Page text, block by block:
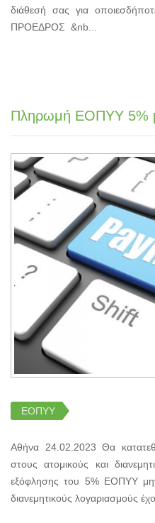
διάθεσή σας για
ΠΡΟΕΔΡΟΣ &nb...
Πληρωμή ΕΟΠΥΥ 5%
ΕΟΠΥΥ
Αθήνα 24.02.2023 Θα
στους ατομικούς και
εξόφλησης του 5% ΕΟΠΥΥ
διανεμητικούς λογαριασμούς